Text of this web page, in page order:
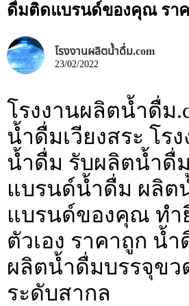
ดื่มติดแบรนด์ของคุณ รา
โรงงานผลิตน้ำดื่ม.com
23/02/2022
โรงงานผลิตน้ำดื่ม
น้ำดื่มเวียงสระ โร
น้ำดื่ม รับผลิตน้ำดื่
แบรนด์น้ำดื่ม ผลิต
แบรนด์ของคุณ ทำ
ตัวเอง ราคาถูก น้ำ
ผลิตน้ำดื่มบรรจุขว
ระดับสากล